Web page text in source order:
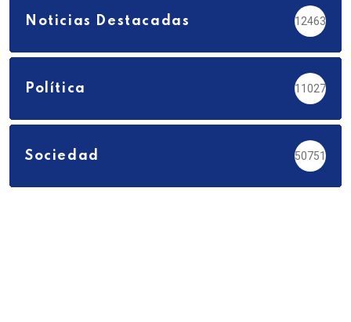
Noticias Destacadas 12463
Política 11027
Sociedad 50751